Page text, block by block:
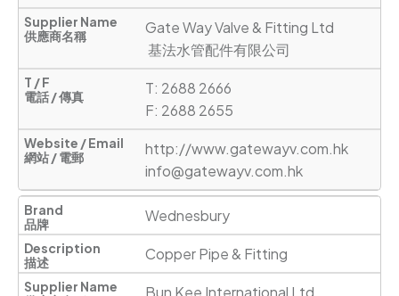
Gate Way Valve & Fitting Ltd
基法水管配件有限公司
T: 2688 2666
F: 2688 2655
http://www.gatewayv.com.hk
info@gatewayv.com.hk
Wednesbury
Copper Pipe & Fitting
Bun Kee International Ltd